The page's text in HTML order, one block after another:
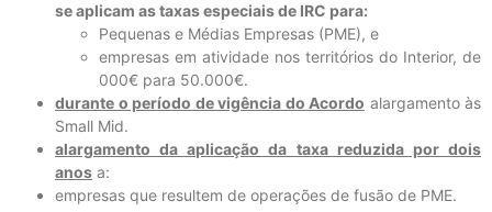
se aplicam as taxas especiais de IRC para:
Pequenas e Médias Empresas (PME), e
empresas em atividade nos territórios do Interior, de
000€ para 50.000€.
durante o período de vigência do Acordo alargamento às
Small Mid.
alargamento da aplicação da taxa reduzida por dois
anos a:
empresas que resultem de operações de fusão de PME.